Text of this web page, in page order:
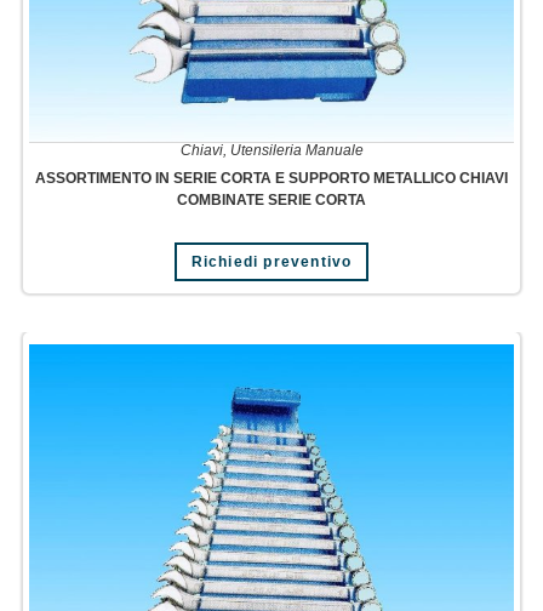
Chiavi, Utensileria Manuale
ASSORTIMENTO IN SERIE CORTA E SUPPORTO METALLICO CHIAVI
COMBINATE SERIE CORTA
Richiedi preventivo